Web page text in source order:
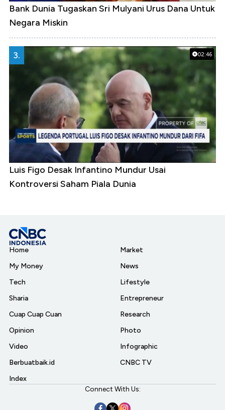
Bank Dunia Tugaskan Sri Mulyani Urus Dana Untuk
Negara Miskin
02:46
3.
Luis Figo Desak Infantino Mundur Usai
Kontroversi Saham Piala Dunia
Home
My Money
Tech
Sharia
Cuap Cuap Cuan
Opinion
Video
Berbuatbaik.id
Index
Market
News
Lifestyle
Entrepreneur
Research
Photo
Infographic
CNBC TV
Connect With Us: